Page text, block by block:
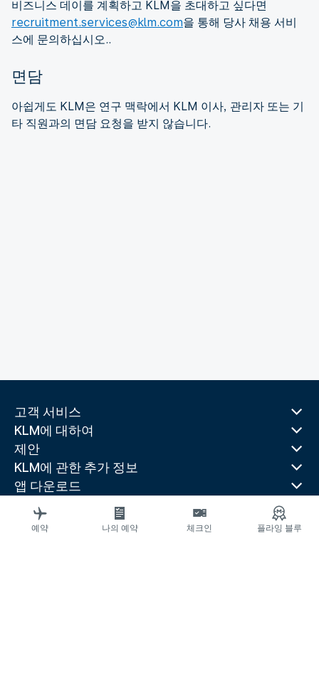
비즈니스 데이를 계획하고 KLM을 초대하고 싶다면
recruitment.services@klm.com을 통해 당사 채용 서비
스에 문의하십시오..
면담
아쉽게도 KLM은 연구 맥락에서 KLM 이사, 관리자 또는 기
타 직원과의 면담 요청을 받지 않습니다.
고객 서비스
KLM에 대하여
제안
KLM에 관한 추가 정보
앱 다운로드
관련 웹 사이트
여행 가이드
예약 나의 예약 체크인 플라잉 블루